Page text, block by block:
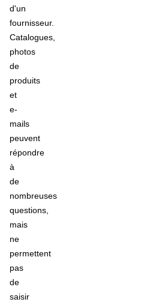
d'un
fournisseur.
Catalogues,
photos
de
produits
et
e-
mails
peuvent
répondre
à
de
nombreuses
questions,
mais
ne
permettent
pas
de
saisir